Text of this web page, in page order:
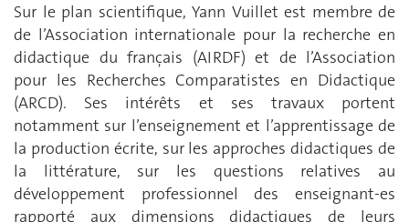
Sur le plan scientifique, Yann Vuillet est membre de
de l’Association internationale pour la recherche en
didactique du français (AIRDF) et de l’Association
pour les Recherches Comparatistes en Didactique
(ARCD). Ses intérêts et ses travaux portent
notamment sur l’enseignement et l’apprentissage de
la production écrite, sur les approches didactiques de
la littérature, sur les questions relatives au
développement professionnel des enseignant-es
rapporté aux dimensions didactiques de leurs